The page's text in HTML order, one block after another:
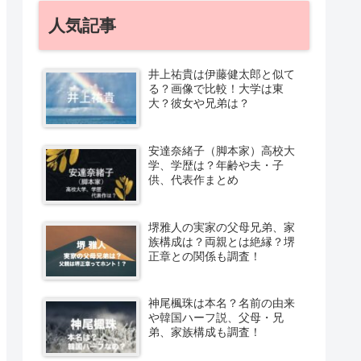
人気記事
井上祐貴は伊藤健太郎と似て
る？画像で比較！大学は東
大？彼女や兄弟は？
安達奈緒子（脚本家）高校大
学、学歴は？年齢や夫・子
供、代表作まとめ
堺雅人の実家の父母兄弟、家
族構成は？両親とは絶縁？堺
正章との関係も調査！
神尾楓珠は本名？名前の由来
や韓国ハーフ説、父母・兄
弟、家族構成も調査！